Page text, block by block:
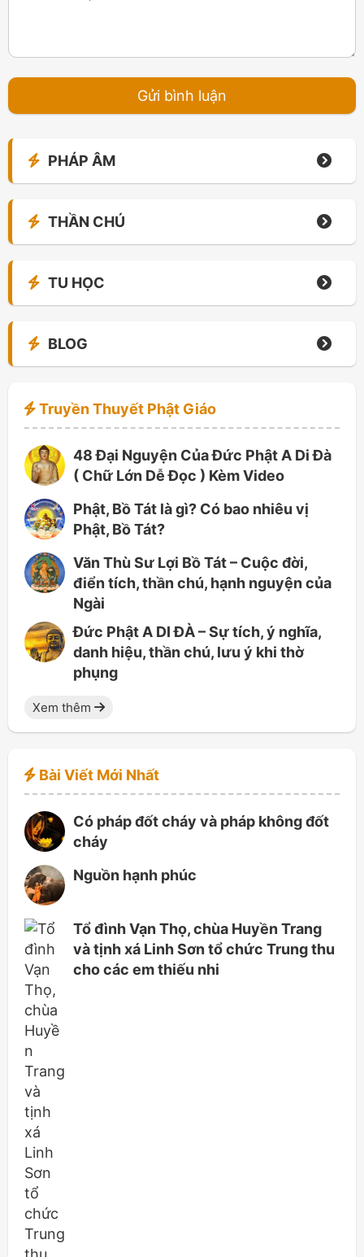
PHÁP ÂM
THẦN CHÚ
TU HỌC
BLOG
Truyền Thuyết Phật Giáo
48 Đại Nguyện Của Đức Phật A Di Đà
( Chữ Lớn Dễ Đọc ) Kèm Video
Phật, Bồ Tát là gì? Có bao nhiêu vị
Phật, Bồ Tát?
Văn Thù Sư Lợi Bồ Tát – Cuộc đời,
điển tích, thần chú, hạnh nguyện của
Ngài
Đức Phật A DI ĐÀ – Sự tích, ý nghĩa,
danh hiệu, thần chú, lưu ý khi thờ
phụng
Xem thêm
Bài Viết Mới Nhất
Có pháp đốt cháy và pháp không đốt
cháy
Nguồn hạnh phúc
Tổ đình Vạn Thọ, chùa Huyền Trang
và tịnh xá Linh Sơn tổ chức Trung thu
cho các em thiếu nhi